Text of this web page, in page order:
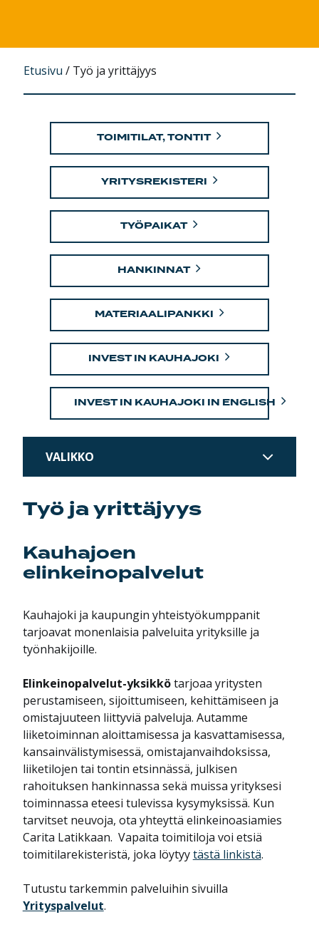
Etusivu / Työ ja yrittäjyys
TOIMITILAT, TONTIT
YRITYSREKISTERI
TYÖPAIKAT
HANKINNAT
MATERIAALIPANKKI
INVEST IN KAUHAJOKI
INVEST IN KAUHAJOKI IN ENGLISH
VALIKKO
Työ ja yrittäjyys
Kauhajoen
elinkeinopalvelut
Kauhajoki ja kaupungin yhteistyökumppanit
tarjoavat monenlaisia palveluita yrityksille ja
työnhakijoille.
Elinkeinopalvelut-yksikkötarjoaa yritysten
perustamiseen, sijoittumiseen, kehittämiseen ja
omistajuuteen liittyviä palveluja. Autamme
liiketoiminnan aloittamisessa ja kasvattamisessa,
kansainvälistymisessä, omistajanvaihdoksissa,
liiketilojen tai tontin etsinnässä, julkisen
rahoituksen hankinnassa sekä muissa yrityksesi
toiminnassa eteesi tulevissa kysymyksissä. Kun
tarvitset neuvoja, ota yhteyttä elinkeinoasiamies
Carita Latikkaan. Vapaita toimitiloja voi etsiä
toimitilarekisteristä, joka löytyytästä linkistä.
Tutustu tarkemmin palveluihin sivuilla
Yrityspalvelut.